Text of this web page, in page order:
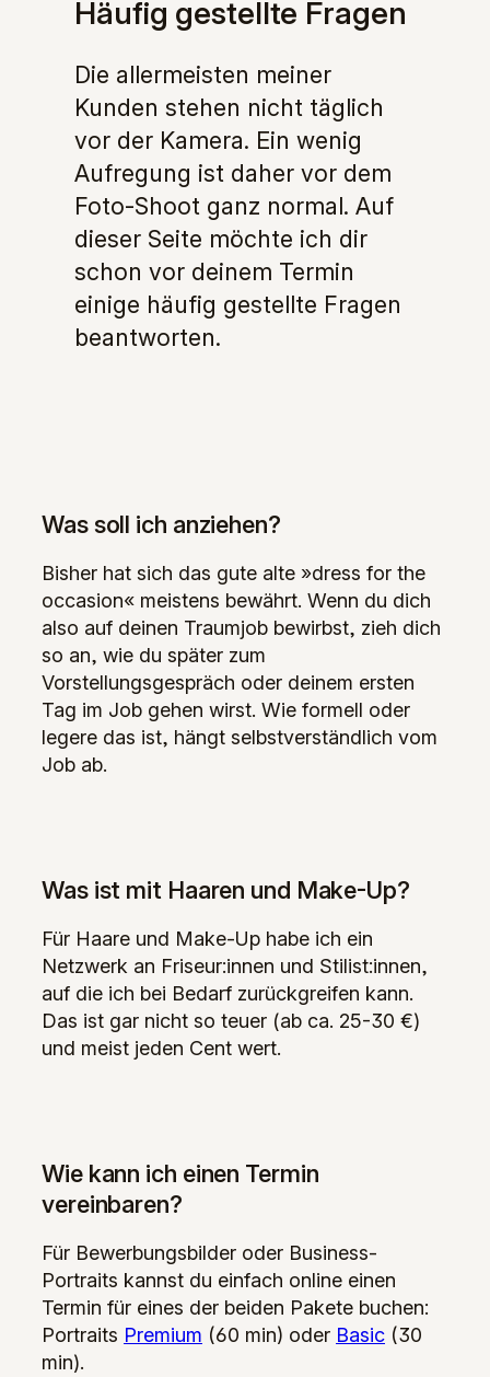
Häufig gestellte Fragen
Die allermeisten meiner
Kunden stehen nicht täglich
vor der Kamera. Ein wenig
Aufregung ist daher vor dem
Foto-Shoot ganz normal. Auf
dieser Seite möchte ich dir
schon vor deinem Termin
einige häufig gestellte Fragen
beantworten.
Was soll ich anziehen?
Bisher hat sich das gute alte »dress for the
occasion« meistens bewährt. Wenn du dich
also auf deinen Traumjob bewirbst, zieh dich
so an, wie du später zum
Vorstellungsgespräch oder deinem ersten
Tag im Job gehen wirst. Wie formell oder
legere das ist, hängt selbstverständlich vom
Job ab.
Was ist mit Haaren und Make-Up?
Für Haare und Make-Up habe ich ein
Netzwerk an Friseur:innen und Stilist:innen,
auf die ich bei Bedarf zurückgreifen kann.
Das ist gar nicht so teuer (ab ca. 25-30 €)
und meist jeden Cent wert.
Wie kann ich einen Termin
vereinbaren?
Für Bewerbungsbilder oder Business-
Portraits kannst du einfach online einen
Termin für eines der beiden Pakete buchen:
Portraits Premium (60 min) oder Basic (30
min).